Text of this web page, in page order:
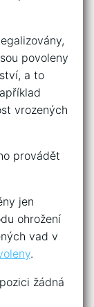
povoleny
a to
vrozených
provádět
jen
ohrožení
vad v
.
žádná